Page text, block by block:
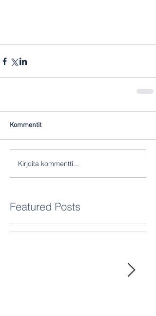
Kommentit
Kirjoita kommentti...
Featured Posts